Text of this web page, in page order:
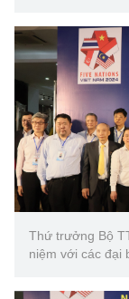
Thứ trưởng Bộ
niệm với các đại